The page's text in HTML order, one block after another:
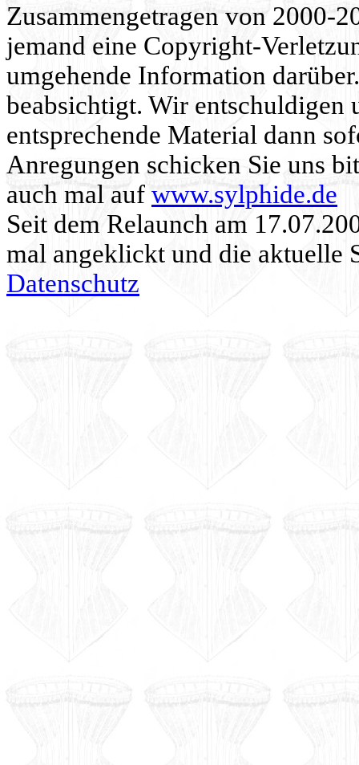
Zusammengetragen von 2000-
jemand eine Copyright-
umgehende Information
beabsichtigt. Wir entschuldigen
entsprechende Material dann
Anregungen schicken Sie uns
auch mal auf www.sylphide.de
Seit dem Relaunch am
mal angeklickt und die aktuelle
Datenschutz